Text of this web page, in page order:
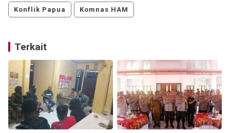
Konflik Papua Komnas HAM
Terkait